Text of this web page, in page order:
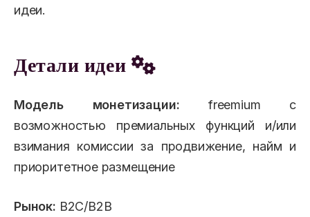
идеи.
Детали идеи
Модель монетизации: freemium с
возможностью премиальных функций и/или
взимания комиссии за продвижение, найм и
приоритетное размещение
Рынок: B2C/B2B